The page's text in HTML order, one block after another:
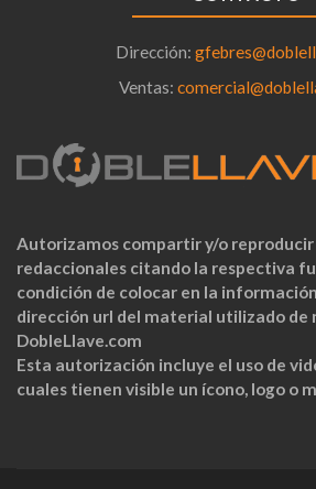
Dirección:
Ventas:
Autorizamos compartir y/o
redaccionales citando la respectiva
condición de colocar en la
dirección url del material utilizado de
DobleLlave.com
Esta autorización incluye el uso de
cuales tienen visible un ícono, logo o